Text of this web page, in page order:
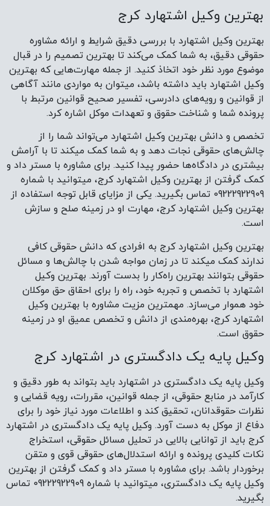
بهترین وکیل اشتهارد کرج
بهترین وکیل اشتهارد با بررسی دقیق شرایط و ارائه مشاوره
حقوقی دقیق، به شما کمک می‌کند تا بهترین تصمیم را در قبال
موضوع مورد نظر خود اتخاذ کنید. از جمله مهارت‌هایی که بهترین
وکیل اشتهارد باید داشته باشد، میتوان به مواردی مانند آگاهی
از قوانین و رویه‌های دادرسی، تفسیر صحیح قوانین مرتبط با
پرونده شما و شناخت حقوق و تعهدات موکل اشاره کرد.
تخصص و دانش بهترین وکیل اشتهارد می‌تواند شما را از
چالش‌های حقوقی نجات دهد و به شما کمک میکند تا با آرامش
بیشتری در دادگاه‌ها حضور پیدا کنید. برای مشاوره با مستر داد و
کمک گرفتن از بهترین وکیل اشتهارد کرج، میتوانید با شماره
09222922909 تماس بگیرید. یکی از مزایای قابل توجه استفاده از
بهترین وکیل اشتهارد کرج، مهارت او در زمینه صلح و سازش
است.
بهترین وکیل اشتهارد کرج به افرادی که دانش حقوقی کافی
ندارند کمک میکند تا در زمان مواجه شدن با چالش‌ها و مسائل
حقوقی بتوانند بهترین راه‌کار را بدست آورند. بهترین وکیل
اشتهارد با تخصص و تجربه خود، راه را برای احقاق حق موکلان
خود هموار می‌سازد. مهمترین مزیت مشاوره با بهترین وکیل
اشتهارد کرج، بهره‌مندی از دانش و تخصص عمیق او در زمینه
حقوق است.
وکیل پایه یک دادگستری در اشتهارد کرج
وکیل پایه یک دادگستری در اشتهارد باید بتواند به طور دقیق و
کارآمد در منابع حقوقی، از جمله قوانین، مقررات، رویه قضایی و
نظرات حقوقدانان، تحقیق کند و اطلاعات مورد نیاز خود را برای
دفاع از موکل به دست آورد. وکیل پایه یک دادگستری در اشتهارد
کرج باید از توانایی بالایی در تحلیل مسائل حقوقی، استخراج
نکات کلیدی پرونده و ارائه استدلال‌های حقوقی قوی و متقن
برخوردار باشد. برای مشاوره با مستر داد و کمک گرفتن از بهترین
وکیل پایه یک دادگستری، میتوانید با شماره 09222922909 تماس
بگیرید.